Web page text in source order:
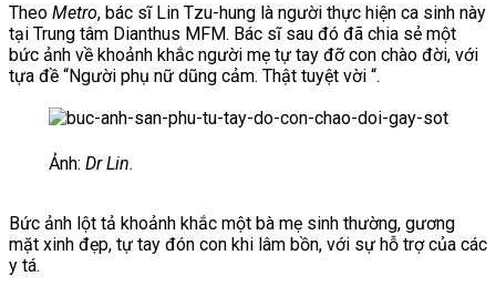
Theo Metro, bác sĩ Lin Tzu-hung là người thực hiện ca sinh này
tại Trung tâm Dianthus MFM. Bác sĩ sau đó đã chia sẻ một
bức ảnh về khoảnh khắc người mẹ tự tay đỡ con chào đời, với
tựa đề “Người phụ nữ dũng cảm. Thật tuyệt vời “.
Ảnh: Dr Lin.
Bức ảnh lột tả khoảnh khắc một bà mẹ sinh thường, gương
mặt xinh đẹp, tự tay đón con khi lâm bồn, với sự hỗ trợ của các
y tá.